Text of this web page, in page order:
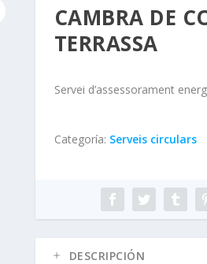
CAMBRA DE
TERRASSA
Servei d’assessorament
Categoría: Serveis circulars
DESCRIPCIÓN